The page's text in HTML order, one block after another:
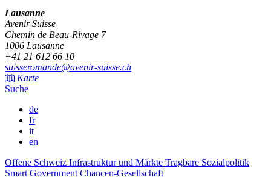
Lausanne
Avenir Suisse
Chemin de Beau-Rivage 7
1006 Lausanne
+41 21 612 66 10
suisseromande@avenir-suisse.ch
Karte
Suche
de
fr
it
en
Offene Schweiz Infrastruktur und Märkte Tragbare Sozialpolitik
Smart Government Chancen-Gesellschaft